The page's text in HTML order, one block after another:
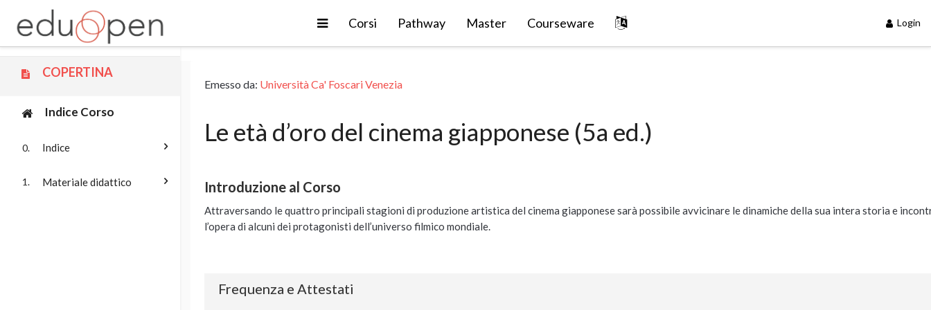
Vai al contenuto principale
Espandi
Corsi Pathway Master Courseware Login
COPERTINA
Indice Corso
0. Indice
1. Materiale didattico
Emesso da: Università Ca' Foscari Venezia
Le età d’oro del cinema giapponese (5a ed.)
Introduzione al Corso
Attraversando le quattro principali stagioni di produzione artistica del cinema giapponese sarà possibile avvicinare le dinamiche della sua intera storia e
l’opera di alcuni dei protagonisti dell’universo filmico mondiale.
Frequenza e Attestati